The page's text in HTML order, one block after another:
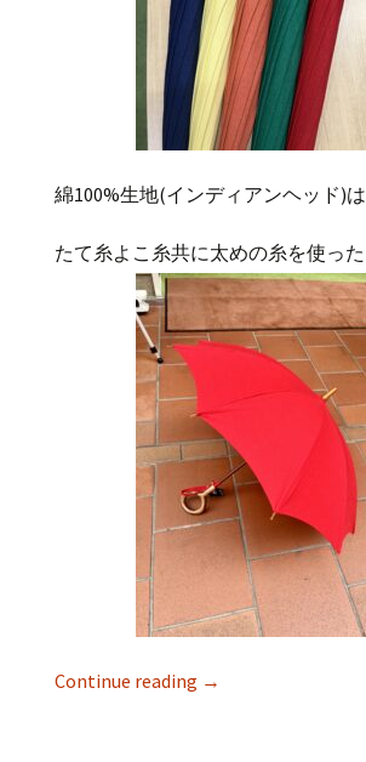
綿100%生地(インディアンヘッド)は
たて糸よこ糸共に太めの糸を使った
Continue reading →